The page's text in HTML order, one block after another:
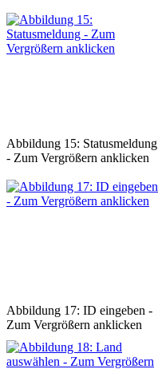
Abbildung 15: Statusmeldung
- Zum Vergrößern anklicken
Abbildung 17: ID eingeben -
Zum Vergrößern anklicken